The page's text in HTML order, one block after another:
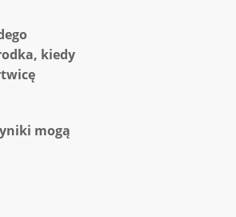
kiedy
mogą